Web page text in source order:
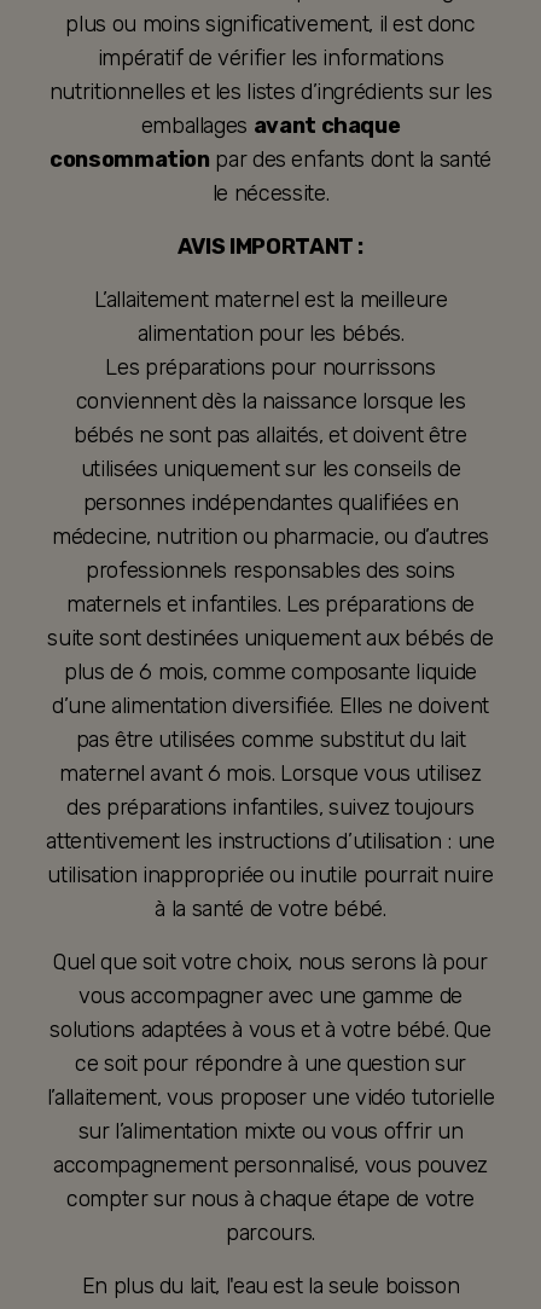
plus ou moins significativement, il est donc
impératif de vérifier les informations
nutritionnelles et les listes d’ingrédients sur les
emballages avant chaque
consommation par des enfants dont la santé
le nécessite.
AVIS IMPORTANT :
L’allaitement maternel est la meilleure
alimentation pour les bébés.
Les préparations pour nourrissons
conviennent dès la naissance lorsque les
bébés ne sont pas allaités, et doivent être
utilisées uniquement sur les conseils de
personnes indépendantes qualifiées en
médecine, nutrition ou pharmacie, ou d’autres
professionnels responsables des soins
maternels et infantiles. Les préparations de
suite sont destinées uniquement aux bébés de
plus de 6 mois, comme composante liquide
d’une alimentation diversifiée. Elles ne doivent
pas être utilisées comme substitut du lait
maternel avant 6 mois. Lorsque vous utilisez
des préparations infantiles, suivez toujours
attentivement les instructions d’utilisation : une
utilisation inappropriée ou inutile pourrait nuire
à la santé de votre bébé.
Quel que soit votre choix, nous serons là pour
vous accompagner avec une gamme de
solutions adaptées à vous et à votre bébé. Que
ce soit pour répondre à une question sur
l’allaitement, vous proposer une vidéo tutorielle
sur l’alimentation mixte ou vous offrir un
accompagnement personnalisé, vous pouvez
compter sur nous à chaque étape de votre
parcours.
En plus du lait, l'eau est la seule boisson